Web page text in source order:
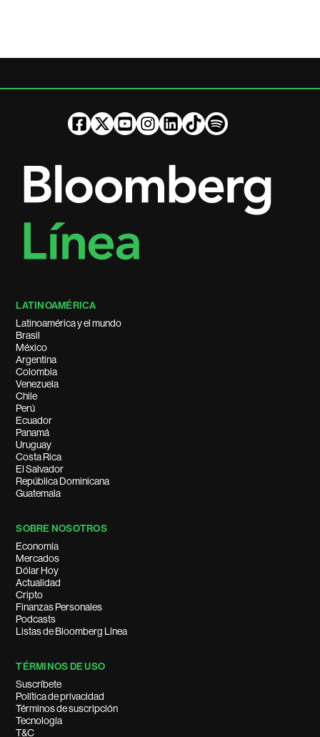
LATINOAMÉRICA
Latinoamérica y el mundo
Brasil
México
Argentina
Colombia
Venezuela
Chile
Perú
Ecuador
Panamá
Uruguay
Costa Rica
El Salvador
República Dominicana
Guatemala
SOBRE NOSOTROS
Economía
Mercados
Dólar Hoy
Actualidad
Cripto
Finanzas Personales
Podcasts
Listas de Bloomberg Línea
TÉRMINOS DE USO
Suscríbete
Política de privacidad
Términos de suscripción
Tecnología
T&C